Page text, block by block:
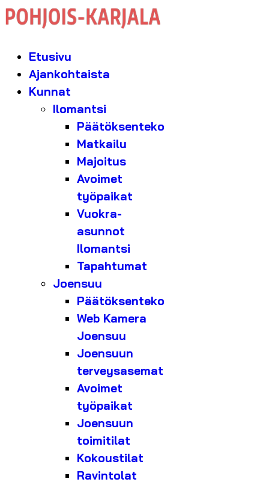
Etusivu
Ajankohtaista
Kunnat
Ilomantsi
Päätöksenteko
Matkailu
Majoitus
Avoimet
työpaikat
Vuokra-
asunnot
Ilomantsi
Tapahtumat
Joensuu
Päätöksenteko
Web Kamera
Joensuu
Joensuun
terveysasemat
Avoimet
työpaikat
Joensuun
toimitilat
Kokoustilat
Ravintolat